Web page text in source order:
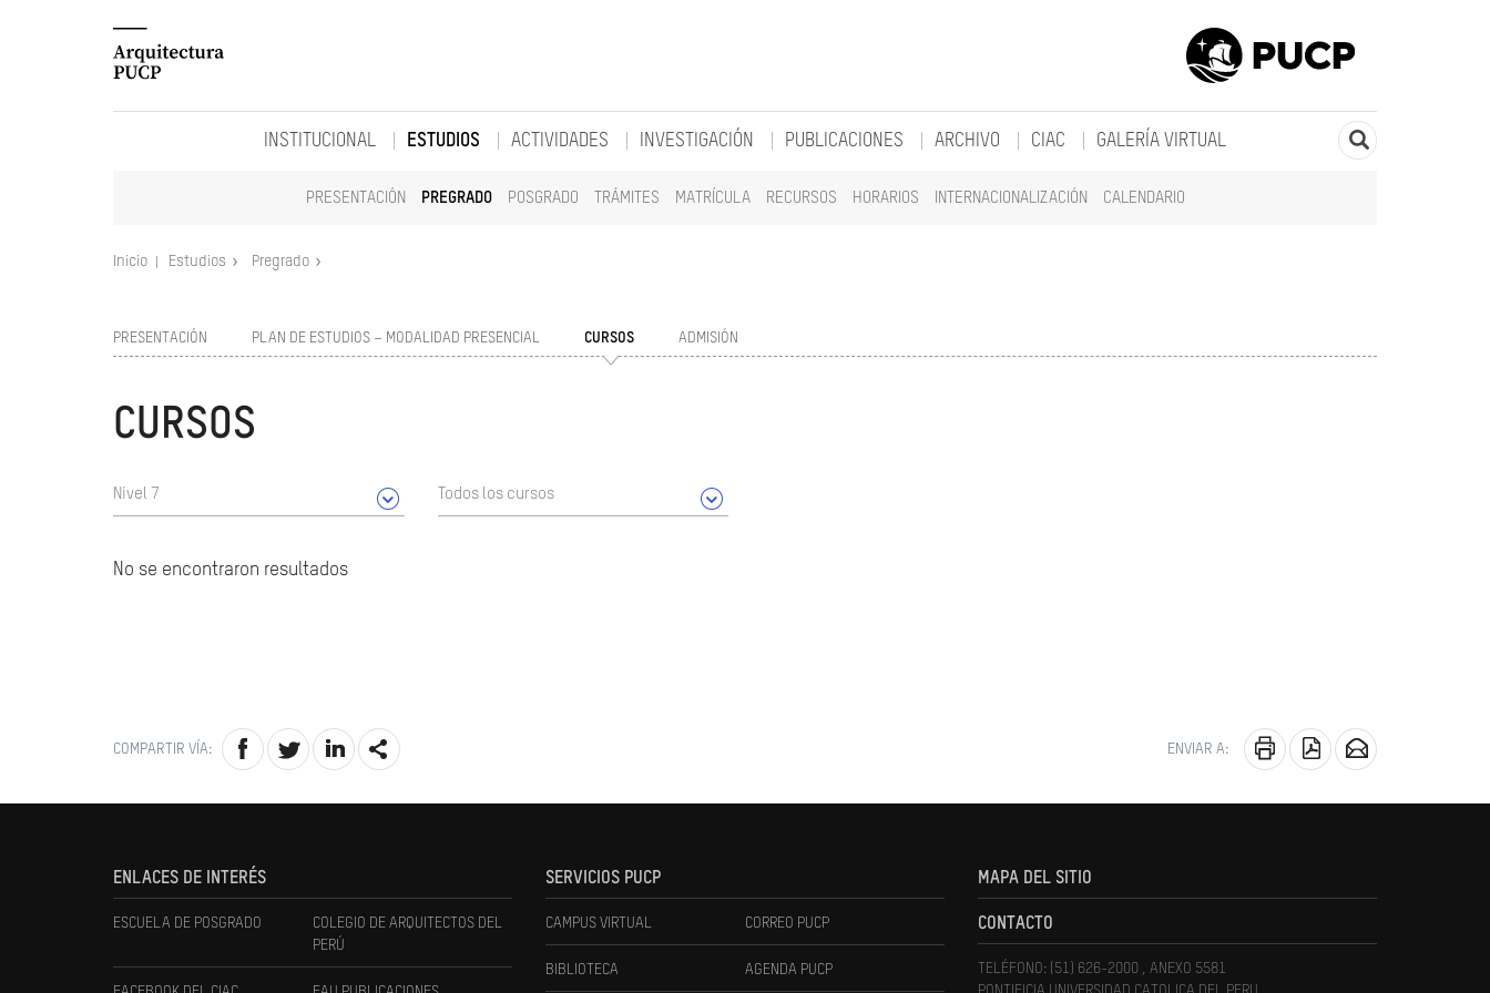
INSTITUCIONAL ESTUDIOS
PRESENTACIÓN PREGRADO POSGRADO TRÁMITES MATRÍCULA RECURSOS HORARIOS INTERNACIONALIZACIÓN CALENDARIO
ACTIVIDADES INVESTIGACIÓN PUBLICACIONES ARCHIVO CIAC GALERÍA VIRTUAL
Inicio Estudios Pregrado
PRESENTACIÓN PLAN DE ESTUDIOS – MODALIDAD PRESENCIAL CURSOS ADMISIÓN
CURSOS
Nivel 7 Todos los cursos
No se encontraron resultados
COMPARTIR VÍA: ENVIAR A:
ENLACES DE INTERÉS
ESCUELA DE POSGRADO
COLEGIO DE ARQUITECTOS DEL
PERÚ
SERVICIOS PUCP
CAMPUS VIRTUAL CORREO PUCP
BIBLIOTECA AGENDA PUCP
MAPA DEL SITIO
CONTACTO
TELÉFONO: (51) 626-2000 , ANEXO 5581